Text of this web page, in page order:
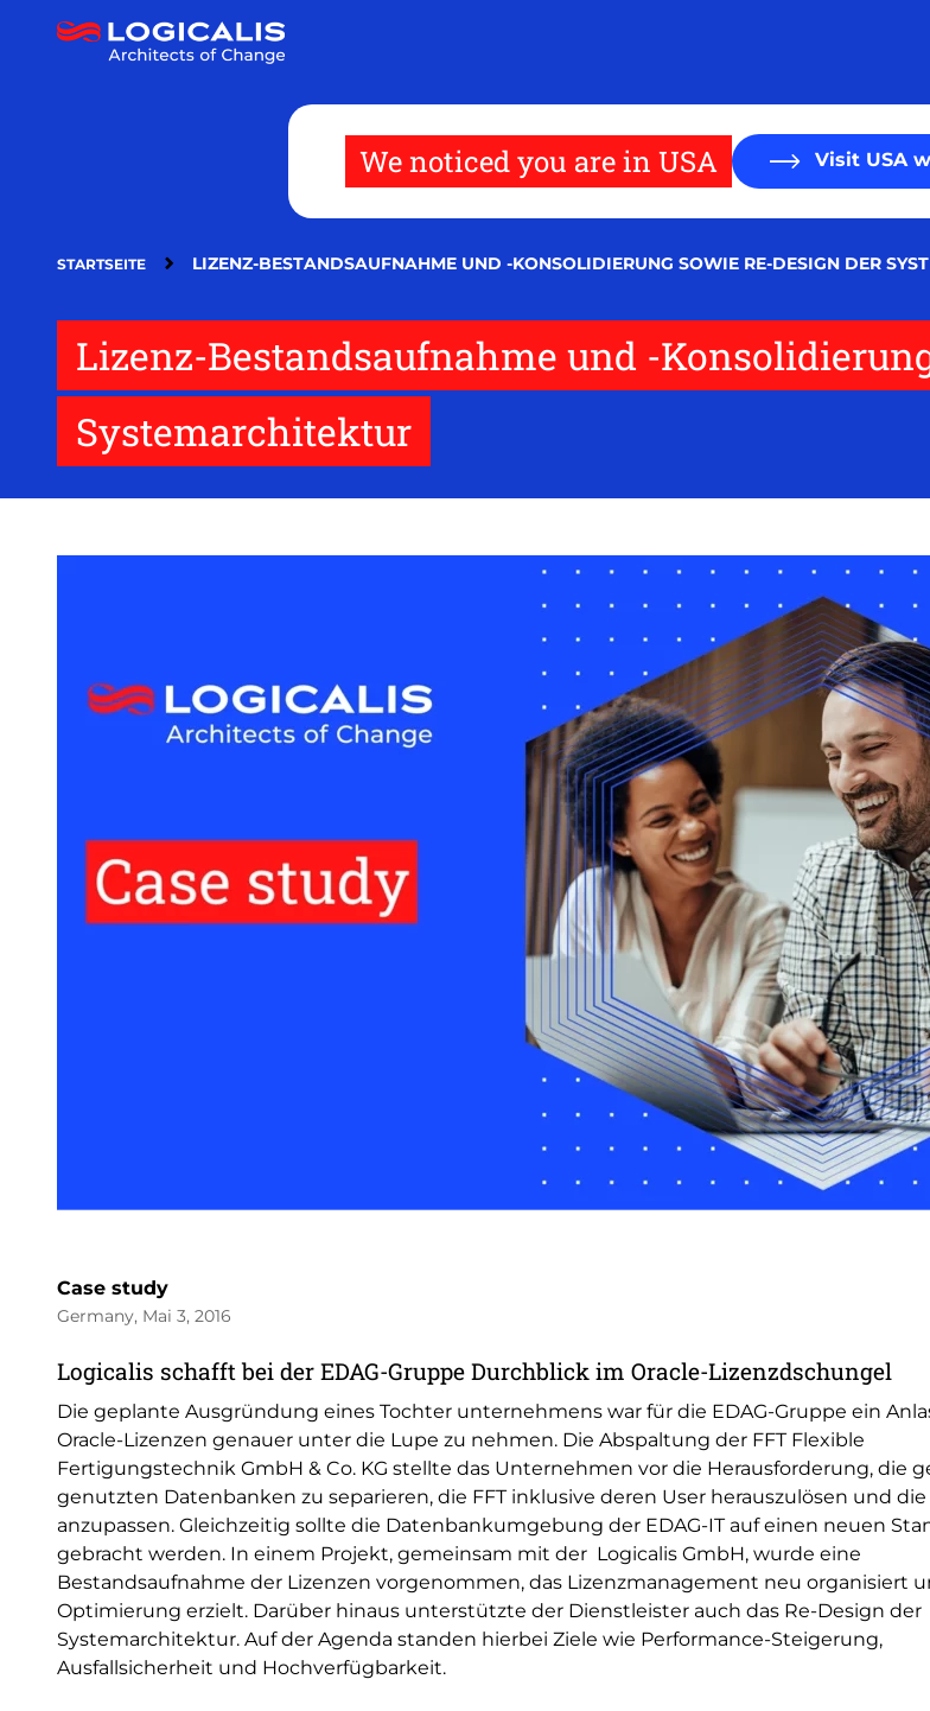
We noticed you are in USA Visit USA
STARTSEITE LIZENZ-BESTANDSAUFNAHME UND -KONSOLIDIERUNG SOWIE RE-DESIGN DER
Lizenz-Bestandsaufnahme und -
Systemarchitektur
Case study
Germany, Mai 3, 2016
Logicalis schafft bei der EDAG-Gruppe Durchblick im Oracle-Lizenzdschungel
Die geplante Ausgründung eines Tochter unternehmens war für die EDAG-Gruppe ein
Oracle-Lizenzen genauer unter die Lupe zu nehmen. Die Abspaltung der FFT Flexible
Fertigungstechnik GmbH & Co. KG stellte das Unternehmen vor die Herausforderung, die
genutzten Datenbanken zu separieren, die FFT inklusive deren User herauszulösen und die
anzupassen. Gleichzeitig sollte die Datenbankumgebung der EDAG-IT auf einen neuen
gebracht werden. In einem Projekt, gemeinsam mit der Logicalis GmbH, wurde eine
Bestandsaufnahme der Lizenzen vorgenommen, das Lizenzmanagement neu organisiert
Optimierung erzielt. Darüber hinaus unterstützte der Dienstleister auch das Re-Design der
Systemarchitektur. Auf der Agenda standen hierbei Ziele wie Performance-Steigerung,
Ausfallsicherheit und Hochverfügbarkeit.